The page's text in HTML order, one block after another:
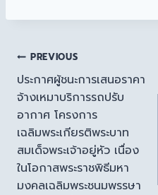
PREVIOUS
ประกาศผู้ชนะการเสนอราคา
จ้างเหมาบริการรถปรับ
อากาศ โครงการ
เฉลิมพระเกียรติพระบาท
สมเด็จพระเจ้าอยู่หัว เนื่อง
ในโอกาสพระราชพิธีมหา
มงคลเฉลิมพระชนมพรรษา